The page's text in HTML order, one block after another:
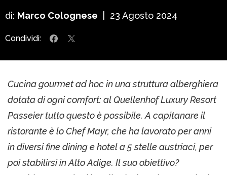
di: Marco Colognese 23 Agosto 2024
Condividi:
Cucina gourmet ad hoc in una struttura alberghiera
dotata di ogni comfort: al Quellenhof Luxury Resort
Passeier tutto questo è possibile. A capitanare il
ristorante è lo Chef Mayr, che ha lavorato per anni
in diversi fine dining e hotel a 5 stelle austriaci, per
poi stabilirsi in Alto Adige. Il suo obiettivo?